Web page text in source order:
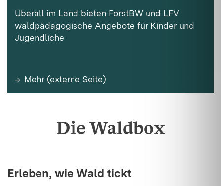
Überall im Land bieten ForstBW und LFV
waldpädagogische Angebote für Kinder und
Jugendliche
Mehr (externe Seite)
Die Waldbox
Erleben, wie Wald tickt